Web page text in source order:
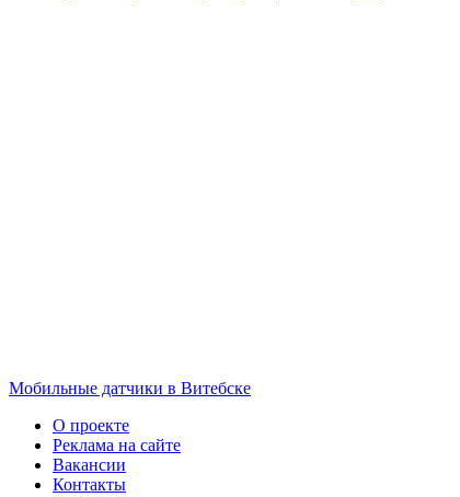
Мобильные датчики в Витебске
О проекте
Реклама на сайте
Вакансии
Контакты